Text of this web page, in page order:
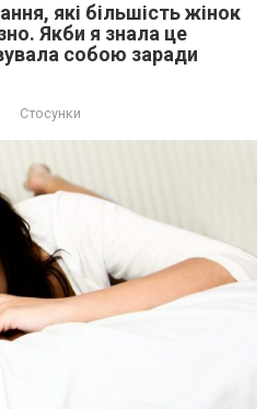
які більшість жінок
Якби я знала це
собою заради
Стосунки